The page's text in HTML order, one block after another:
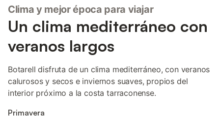
Clima y mejor época para viajar
Un clima mediterráneo con
veranos largos
Botarell disfruta de un clima mediterráneo, con veranos
calurosos y secos e inviernos suaves, propios del
interior próximo a la costa tarraconense.
Primavera